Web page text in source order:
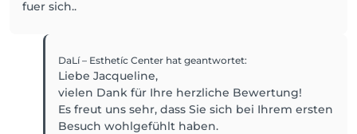
fuer sich..
DaLí – Esthetíc Center hat geantwortet:
Liebe Jacqueline,
vielen Dank für Ihre herzliche Bewertung!
Es freut uns sehr, dass Sie sich bei Ihrem ersten
Besuch wohlgefühlt haben.